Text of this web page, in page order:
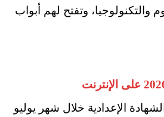
وتفتح لهم أبواب
الإعدادية خلال شهر يوليو